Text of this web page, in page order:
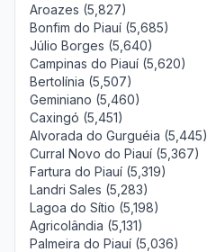
Aroazes (5,827)
Bonfim do Piauí (5,685)
Júlio Borges (5,640)
Campinas do Piauí (5,620)
Bertolínia (5,507)
Geminiano (5,460)
Caxingó (5,451)
Alvorada do Gurguéia (5,445)
Curral Novo do Piauí (5,367)
Fartura do Piauí (5,319)
Landri Sales (5,283)
Lagoa do Sítio (5,198)
Agricolândia (5,131)
Palmeira do Piauí (5,036)